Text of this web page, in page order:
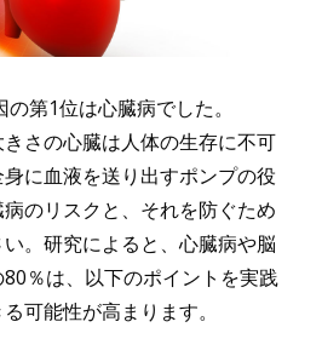
第1位は心臓病でした。
さの心臓は人体の生存に不可
に血液を送り出すポンプの役
のリスクと、それを防ぐため
。研究によると、心臓病や脳
％は、以下のポイントを実践
可能性が高まります。